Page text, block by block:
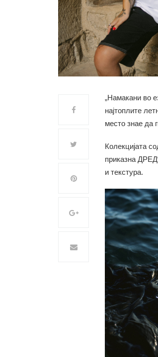
„Намакани во
најтоплите
место знае да
Колекцијата
приказна
и текстура.